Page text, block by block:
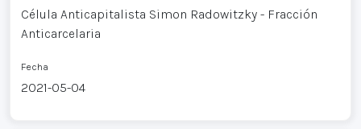
Célula Anticapitalista Simon Radowitzky - Fracción
Anticarcelaria
Fecha
2021-05-04